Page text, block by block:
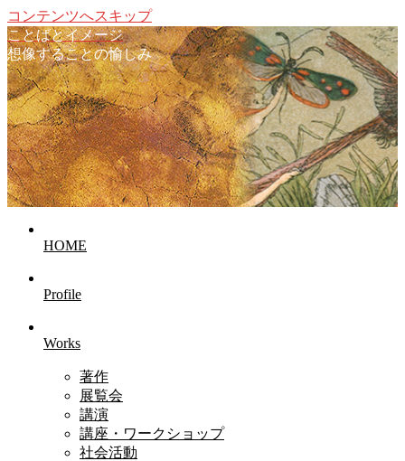
コンテンツへスキップ
ことばとイメージ
想像することの愉しみ
HOME
Profile
Works
著作
展覧会
講演
講座・ワークショップ
社会活動